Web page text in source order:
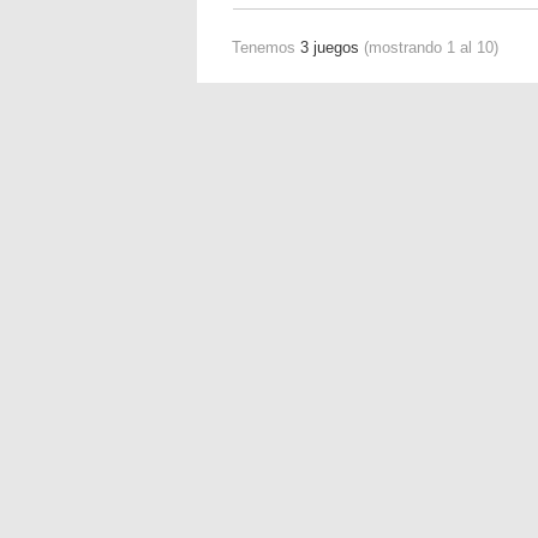
Tenemos 3 juegos (mostrando 1 al 10)